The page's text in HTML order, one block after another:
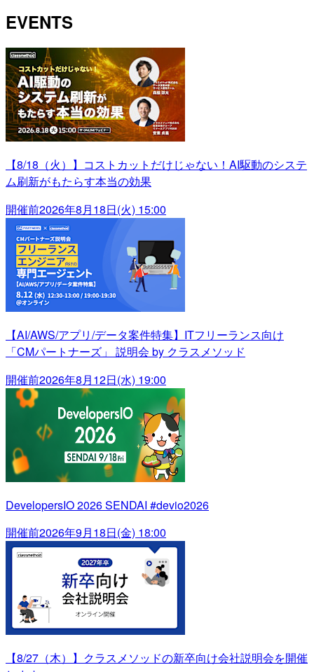
EVENTS
【8/18（火）】コストカットだけじゃない！AI駆動のシステ
ム刷新がもたらす本当の効果
開催前2026年8月18日(火) 15:00
【AI/AWS/アプリ/データ案件特集】ITフリーランス向け
「CMパートナーズ」 説明会 by クラスメソッド
開催前2026年8月12日(水) 19:00
DevelopersIO 2026 SENDAI #devio2026
開催前2026年9月18日(金) 18:00
【8/27（木）】クラスメソッドの新卒向け会社説明会を開催